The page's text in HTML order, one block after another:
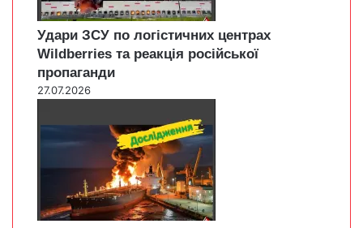
Удари ЗСУ по логістичних центрах
Wildberries та реакція російської
пропаганди
27.07.2026